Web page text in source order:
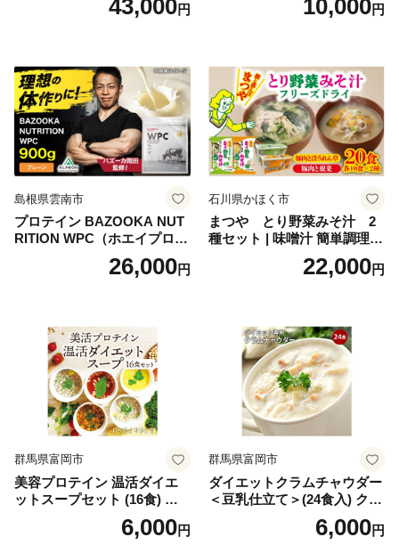
理 重箱 お正月 冷凍おせち 縁
ち 本格おせち おせち予約 年
末 年始 お取り寄せ 新春 贅沢
おせち こだわりおせち 惣菜
老舗おせち ふるさと納税お
せち 御節 お節料理 正月 調理
不要 おせち料理2027
43,000円
ャンプ アウトドア キャンプ
10,000円
島根県雲南市
プロテイン BAZOOKA NUT
RITION WPC（ホエイプロテ
イン）＜プレーン＞ 900g｜
バズーカ岡田監修・植物由来
ロン [AIEN005]
26,000円
石川県かほく市
まつや とり野菜みそ汁 2
種セット | 味噌汁 簡単調理
お味噌 おみそ みそ とり野菜
時短料理 時短ごはん ご当地
22,000円
群馬県富岡市
美容プロテイン 温活ダイエ
ットスープセット (16食) 小
分け スープ 食べ比べ セット
詰合せ クラムチャウダー チ
6,000円
群馬県富岡市
ダイエットクラムチャウダー
＜豆乳仕立て＞(24食入) クラ
ムチャウダー 豆乳 ダイエッ
ト スープ プロテイン たんぱ
6,000円